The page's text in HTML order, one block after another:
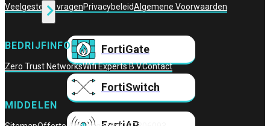
FortiGate
FortiSwitch
Veelgestelde vragenPrivacybeleidAlgemene Voorwaarden
BEDRIJFINFO
Zero Trust NetworksWifi Experts B.V.Contact
MIDDELEN